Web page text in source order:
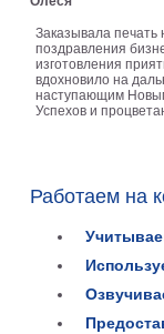
Заказывала печать
поздравления
изготовления
вдохновило на
наступающим
Успехов и
Работаем на